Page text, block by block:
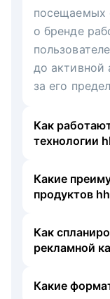
посещаемых
о бренде
до активной
за его
Как
технологии
Какие
продуктов
Как
рекламной
Какие